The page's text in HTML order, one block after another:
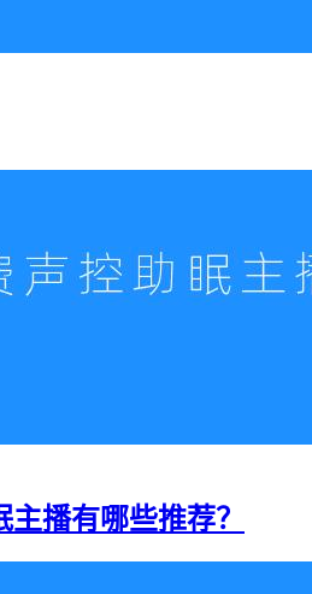
播有哪些推荐？